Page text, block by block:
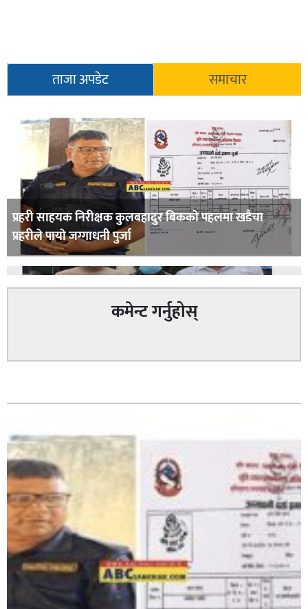
ताजा अपडेट समाचार
प्रहरी साहयक निरीक्षक कुलबहादुर बिककाे पहलमा खडैचा
प्रहरीले पायाे जग्गाधनी पुर्जा
भिक्षा मागेर कारमा घुम्ने बाबाहरूलाई दाङ प्रहरीले पक्राउ,भारत
फर्कने सर्तमा रिहा,
कमेन्ट गर्नुहोस्